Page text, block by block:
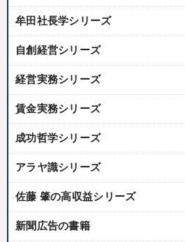
牟田社長学シリーズ
自創経営シリーズ
経営実務シリーズ
賃金実務シリーズ
成功哲学シリーズ
アラヤ識シリーズ
佐藤 肇の高収益シリーズ
新聞広告の書籍